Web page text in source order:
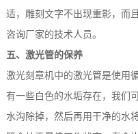
适，雕刻文字不出现重影，而
咨询厂家的技术人员。
五、激光管的保养
激光刻章机中的激光管是使用
有一些白色的水垢存在，我们
水沟除掉，然后再用干净的水